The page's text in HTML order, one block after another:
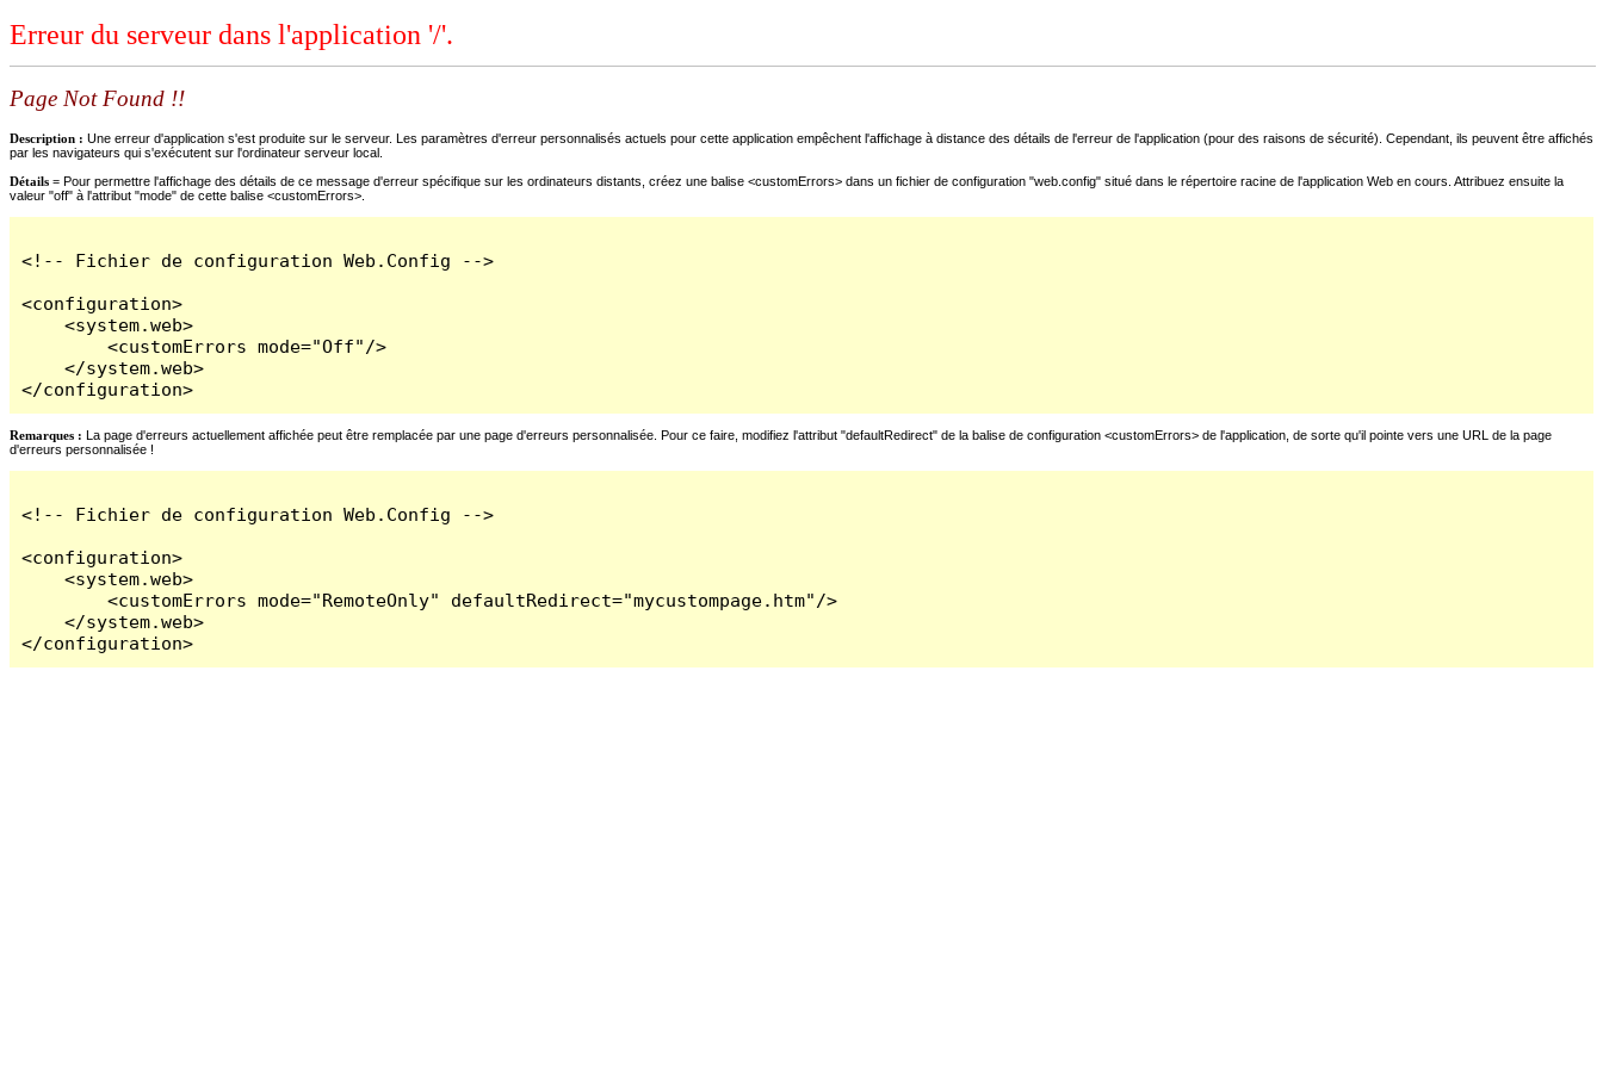
Erreur du serveur dans l'application '/'.
Page Not Found !!
Description : Une erreur d'application s'est produite sur le serveur. Les paramètres d'erreur personnalisés actuels pour cette application empêchent l'affichage à distance des détails de l'erreur de l'application (pour des raisons de sécurité). Cependant, ils peuvent être affichés
par les navigateurs qui s'exécutent sur l'ordinateur serveur local.
Détails = Pour permettre l'affichage des détails de ce message d'erreur spécifique sur les ordinateurs distants, créez une balise <customErrors> dans un fichier de configuration "web.config" situé dans le répertoire racine de l'application Web en cours. Attribuez ensuite la
valeur "off" à l'attribut "mode" de cette balise <customErrors>.
<!-- Fichier de configuration Web.Config -->
<configuration>
    <system.web>
        <customErrors mode="Off"/>
    </system.web>
</configuration>
Remarques : La page d'erreurs actuellement affichée peut être remplacée par une page d'erreurs personnalisée. Pour ce faire, modifiez l'attribut "defaultRedirect" de la balise de configuration <customErrors> de l'application, de sorte qu'il pointe vers une URL de la page
d'erreurs personnalisée !
<!-- Fichier de configuration Web.Config -->
<configuration>
    <system.web>
        <customErrors mode="RemoteOnly" defaultRedirect="mycustompage.htm"/>
    </system.web>
</configuration>